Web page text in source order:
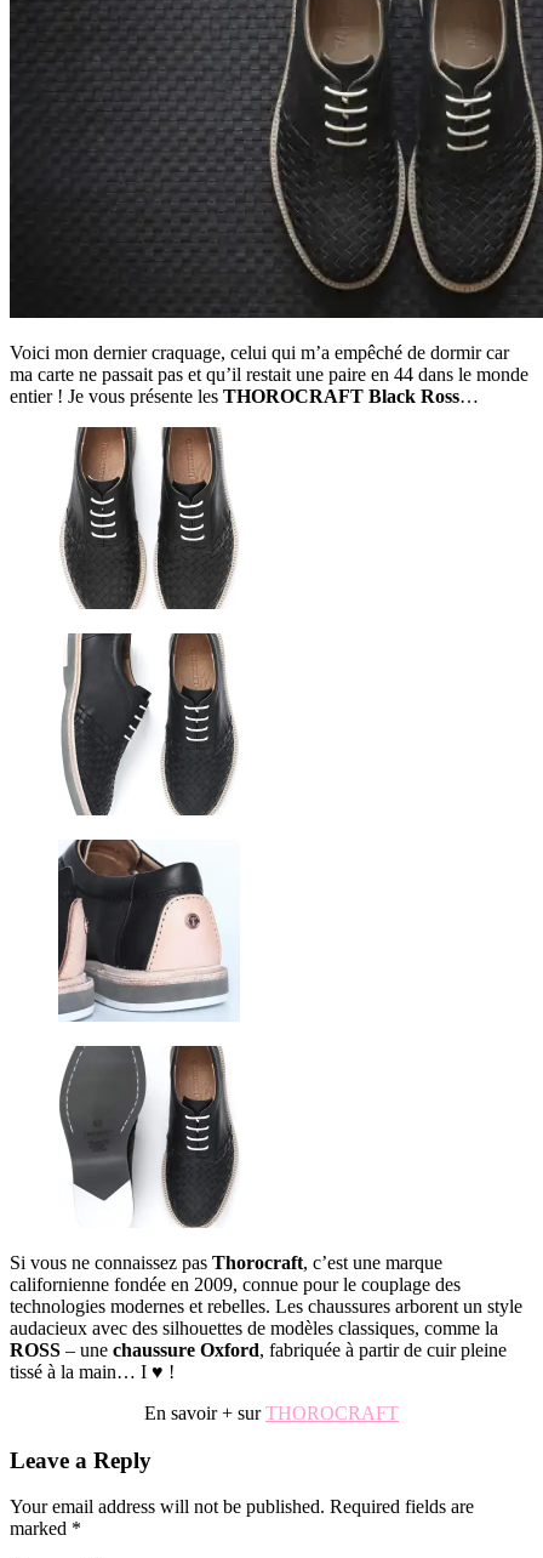
Voici mon dernier craquage, celui qui m’a empêché de dormir car
ma carte ne passait pas et qu’il restait une paire en 44 dans le monde
entier ! Je vous présente les THOROCRAFT Black Ross…
Si vous ne connaissez pas Thorocraft, c’est une marque
californienne fondée en 2009, connue pour le couplage des
technologies modernes et rebelles. Les chaussures arborent un style
audacieux avec des silhouettes de modèles classiques, comme la
ROSS – une chaussure Oxford, fabriquée à partir de cuir pleine
tissé à la main… I ♥ !
En savoir + surTHOROCRAFT
Reader
Leave a Reply
Your email address will not be published. Required fields are
marked *